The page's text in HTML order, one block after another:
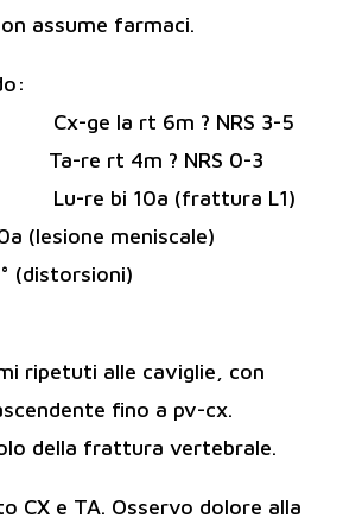
assume farmaci.
ge la rt 6m ? NRS 3-5
re rt 4m ? NRS 0-3
re bi 10a (frattura L1)
(lesione meniscale)
(distorsioni)
ripetuti alle caviglie, con
fino a pv-cx.
della frattura vertebrale.
CX e TA. Osservo dolore alla